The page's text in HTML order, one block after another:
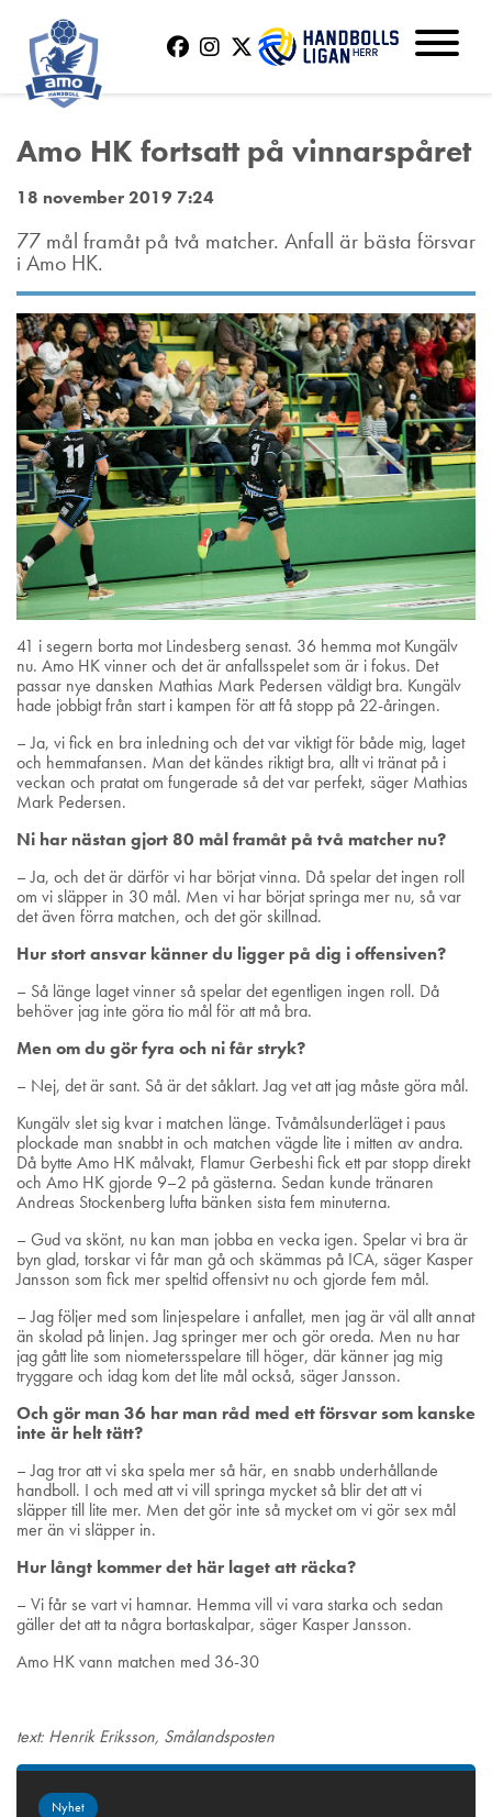
Amo HK fortsatt på vinnarspåret
18 november 2019 7:24
77 mål framåt på två matcher. Anfall är bästa försvar
i Amo HK.
41 i segern borta mot Lindesberg senast. 36 hemma mot Kungälv
nu. Amo HK vinner och det är anfallsspelet som är i fokus. Det
passar nye dansken Mathias Mark Pedersen väldigt bra. Kungälv
hade jobbigt från start i kampen för att få stopp på 22-åringen.
– Ja, vi fick en bra inledning och det var viktigt för både mig, laget
och hemmafansen. Man det kändes riktigt bra, allt vi tränat på i
veckan och pratat om fungerade så det var perfekt, säger Mathias
Mark Pedersen.
Ni har nästan gjort 80 mål framåt på två matcher nu?
– Ja, och det är därför vi har börjat vinna. Då spelar det ingen roll
om vi släpper in 30 mål. Men vi har börjat springa mer nu, så var
det även förra matchen, och det gör skillnad.
Hur stort ansvar känner du ligger på dig i offensiven?
– Så länge laget vinner så spelar det egentligen ingen roll. Då
behöver jag inte göra tio mål för att må bra.
Men om du gör fyra och ni får stryk?
– Nej, det är sant. Så är det såklart. Jag vet att jag måste göra mål.
Kungälv slet sig kvar i matchen länge. Tvåmålsunderläget i paus
plockade man snabbt in och matchen vägde lite i mitten av andra.
Då bytte Amo HK målvakt, Flamur Gerbeshi fick ett par stopp direkt
och Amo HK gjorde 9–2 på gästerna. Sedan kunde tränaren
Andreas Stockenberg lufta bänken sista fem minuterna.
– Gud va skönt, nu kan man jobba en vecka igen. Spelar vi bra är
byn glad, torskar vi får man gå och skämmas på ICA, säger Kasper
Jansson som fick mer speltid offensivt nu och gjorde fem mål.
– Jag följer med som linjespelare i anfallet, men jag är väl allt annat
än skolad på linjen. Jag springer mer och gör oreda. Men nu har
jag gått lite som niometersspelare till höger, där känner jag mig
tryggare och idag kom det lite mål också, säger Jansson.
Och gör man 36 har man råd med ett försvar som kanske
inte är helt tätt?
– Jag tror att vi ska spela mer så här, en snabb underhållande
handboll. I och med att vi vill springa mycket så blir det att vi
släpper till lite mer. Men det gör inte så mycket om vi gör sex mål
mer än vi släpper in.
Hur långt kommer det här laget att räcka?
– Vi får se vart vi hamnar. Hemma vill vi vara starka och sedan
gäller det att ta några bortaskalpar, säger Kasper Jansson.
Amo HK vann matchen med 36-30
text: Henrik Eriksson, Smålandsposten
Nyhet